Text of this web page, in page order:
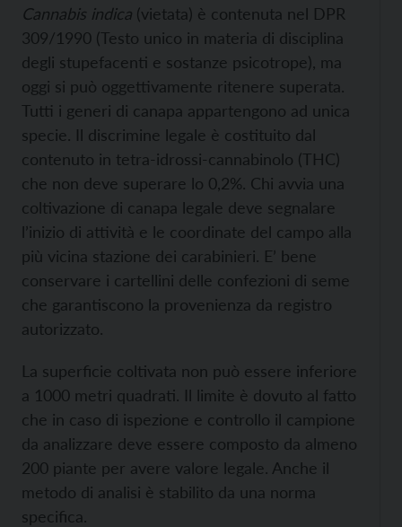
Cannabis indica (vietata) è contenuta nel DPR
309/1990 (Testo unico in materia di disciplina
degli stupefacenti e sostanze psicotrope), ma
oggi si può oggettivamente ritenere superata.
Tutti i generi di canapa appartengono ad unica
specie. Il discrimine legale è costituito dal
contenuto in tetra-idrossi-cannabinolo (THC)
che non deve superare lo 0,2%. Chi avvia una
coltivazione di canapa legale deve segnalare
l’inizio di attività e le coordinate del campo alla
più vicina stazione dei carabinieri. E’ bene
conservare i cartellini delle confezioni di seme
che garantiscono la provenienza da registro
autorizzato.
La superficie coltivata non può essere inferiore
a 1000 metri quadrati. Il limite è dovuto al fatto
che in caso di ispezione e controllo il campione
da analizzare deve essere composto da almeno
200 piante per avere valore legale. Anche il
metodo di analisi è stabilito da una norma
specifica.